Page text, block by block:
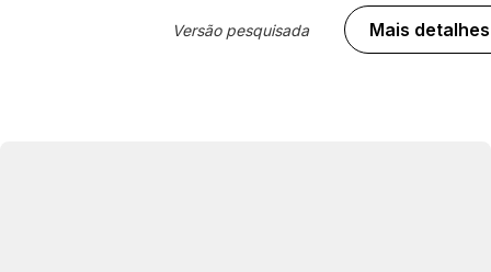
Versão pesquisada Mais detalhes